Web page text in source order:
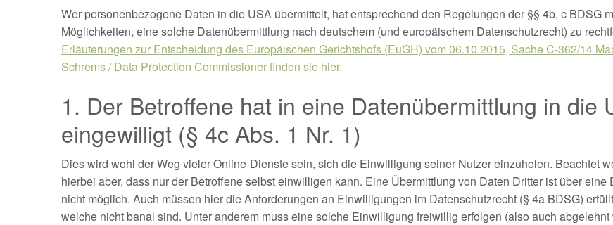
Wer personenbezogene Daten in die USA übermittelt, hat entsprechend den Regelungen der §§ 4b, c BDSG
Möglichkeiten, eine solche Datenübermittlung nach deutschem (und europäischem Datenschutzrecht) zu
Erläuterungen zur Entscheidung des Europäischen Gerichtshofs (EuGH) vom 06.10.2015, Sache C-362/14
Schrems / Data Protection Commissioner finden sie hier.
1. Der Betroffene hat in eine Datenübermittlung in die
eingewilligt (§ 4c Abs. 1 Nr. 1)
Dies wird wohl der Weg vieler Online-Dienste sein, sich die Einwilligung seiner Nutzer einzuholen. Beachtet
hierbei aber, dass nur der Betroffene selbst einwilligen kann. Eine Übermittlung von Daten Dritter ist über eine
nicht möglich. Auch müssen hier die Anforderungen an Einwilligungen im Datenschutzrecht (§ 4a BDSG)
welche nicht banal sind. Unter anderem muss eine solche Einwilligung freiwillig erfolgen (also auch abgelehnt